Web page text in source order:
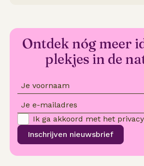
Ontdek nóg meer
plekjes in de
Je voornaam
Je e-mailadres
Inschrijven nieuwsbrief
Ik ga akkoord met het